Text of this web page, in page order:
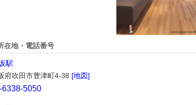
在地・電話番号
駅
府吹田市豊津町4-38 [地図]
6338-5050